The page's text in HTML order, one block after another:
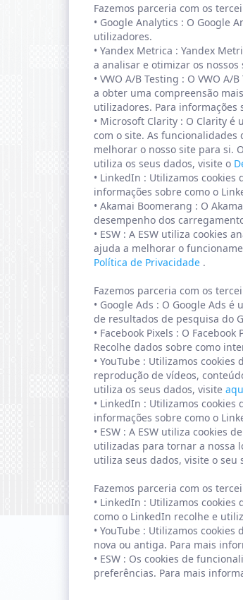
Fazemos parceria com os
• Google Analytics : O Google
utilizadores.
• Yandex Metrica : Yandex
a analisar e otimizar os nossos
• VWO A/B Testing : O VWO A/
a obter uma compreensão
utilizadores. Para informações
• Microsoft Clarity : O Clarity é
com o site. As funcionalidades
melhorar o nosso site para si.
utiliza os seus dados, visite o
• LinkedIn : Utilizamos cookies
informações sobre como o
• Akamai Boomerang : O
desempenho dos
• ESW : A ESW utiliza cookies
ajuda a melhorar o
Política de Privacidade .
Fazemos parceria com os
• Google Ads : O Google Ads é
de resultados de pesquisa do
• Facebook Pixels : O
Recolhe dados sobre como
• YouTube : Utilizamos cookies
reprodução de vídeos,
utiliza os seus dados, visite
• LinkedIn : Utilizamos cookies
informações sobre como o
• ESW : A ESW utiliza cookies
utilizadas para tornar a nossa
utiliza seus dados, visite o seu
Fazemos parceria com os
• LinkedIn : Utilizamos cookies
como o LinkedIn recolhe e
• YouTube : Utilizamos cookies
nova ou antiga. Para mais
• ESW : Os cookies de
preferências. Para mais